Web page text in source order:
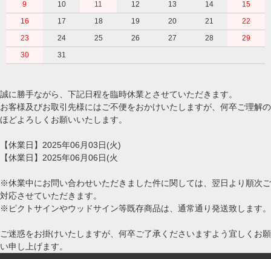
9
10 11 12 13 14
15
16
17 18 19 20 21
22
23
24 25 26 27 28
29
30
31
誠に勝手ながら、下記日程を臨時休業とさせていただきます。
お客様及びお取引先様にはご不便をおかけいたしますが、何卒ご理解の
ほどよろしくお願いいたします。
【休業日】2025年06月03日(火)
【休業日】2025年06月06日(火
※休業中にお問い合わせいただきました件に関しては、翌日より順次ご
対応させていただきます。
※ピクトサインやウッドサイン等既存商品は、通常通り発送致します。
ご迷惑をお掛けいたしますが、何卒ご了承くださいますよう宜しくお願
い申し上げます。